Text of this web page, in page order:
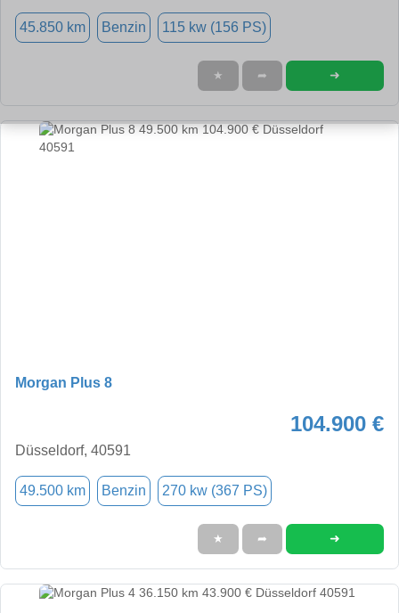
45.850 km Benzin 115 kw (156 PS)
★ ➦ ➜
Morgan Plus 8
104.900 €
Düsseldorf, 40591
49.500 km Benzin 270 kw (367 PS)
★ ➦ ➜